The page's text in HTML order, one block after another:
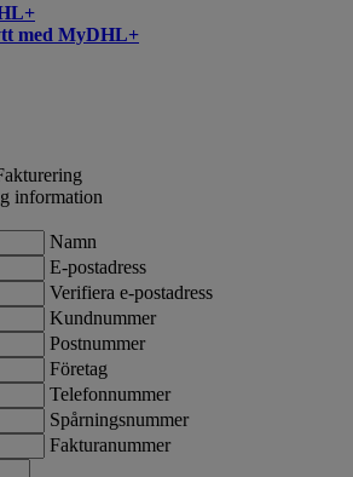
med MyDHL+
information
Namn
E-postadress
Verifiera e-postadress
Kundnummer
Postnummer
Företag
Telefonnummer
Spårningsnummer
Fakturanummer